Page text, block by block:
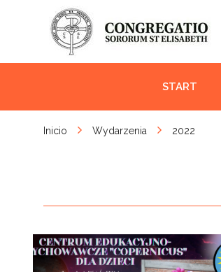
START
Inicio Wydarzenia 2022